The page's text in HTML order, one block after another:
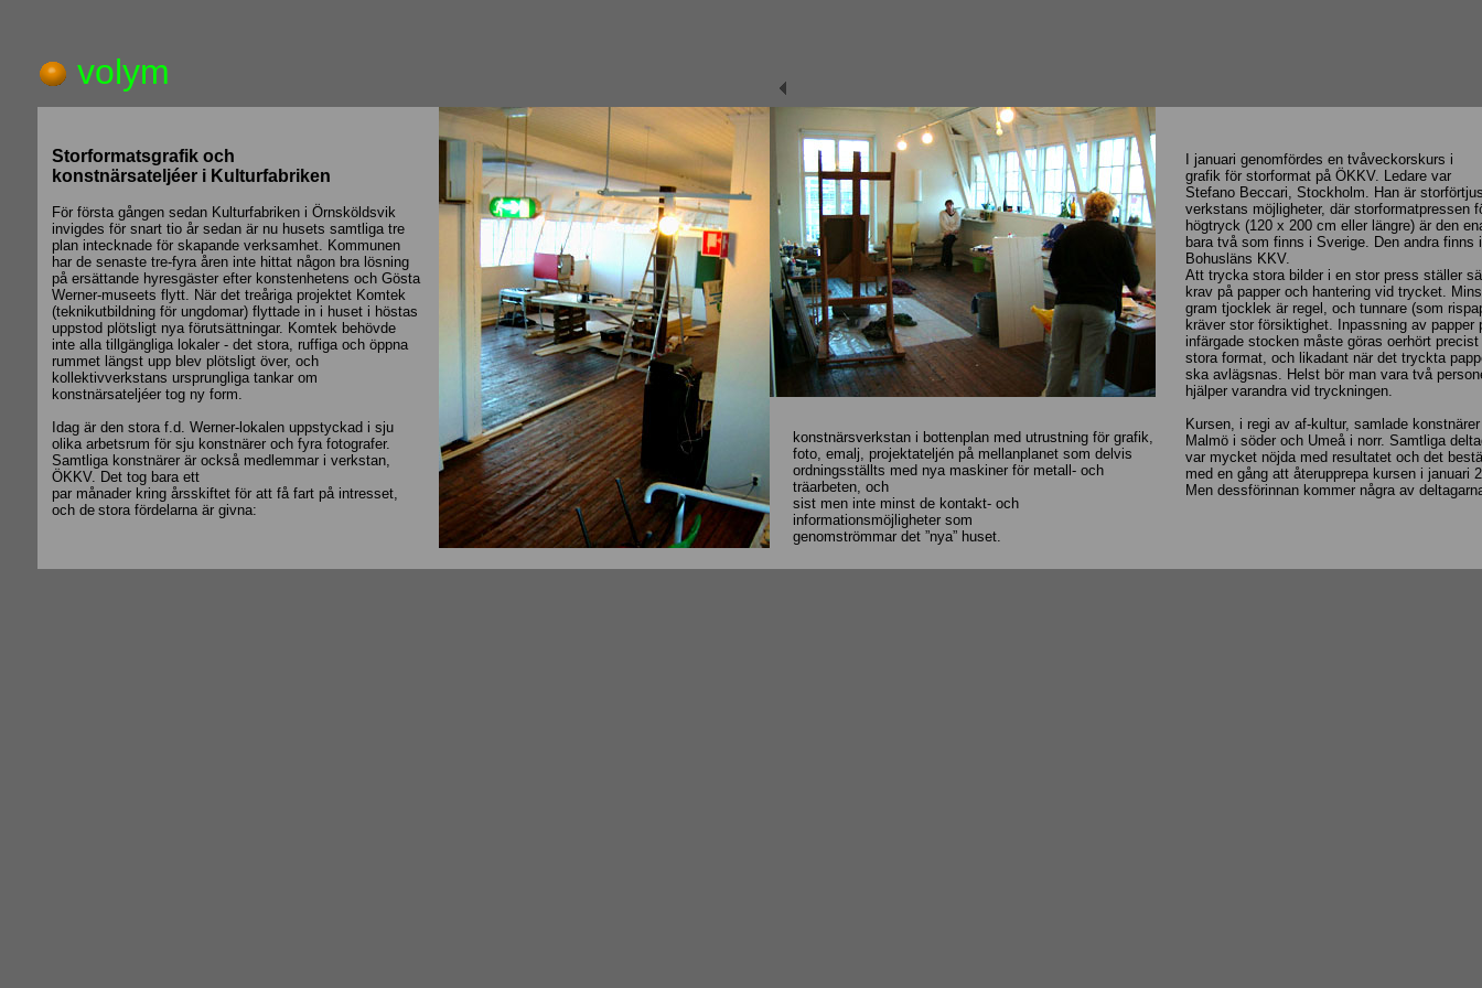
I januari genomfördes en tvåveckorskurs i
grafik för storformat på ÖKKV. Ledare var
Stefano Beccari, Stockholm. Han är
verkstans möjligheter, där storformatpressen
högtryck (120 x 200 cm eller längre) är den
bara två som finns i Sverige. Den andra finns i
Bohusläns KKV.
Att trycka stora bilder i en stor press ställer
krav på papper och hantering vid trycket.
gram tjocklek är regel, och tunnare (som
kräver stor försiktighet. Inpassning av papper
infärgade stocken måste göras oerhört
stora format, och likadant när det tryckta
ska avlägsnas. Helst bör man vara två
hjälper varandra vid tryckningen.
Kursen, i regi av af-kultur, samlade
Malmö i söder och Umeå i norr. Samtliga
var mycket nöjda med resultatet och det
med en gång att återupprepa kursen i januari
Men dessförinnan kommer några av
konstnärsverkstan i bottenplan med utrustning för grafik,
foto, emalj, projektateljén på mellanplanet som delvis
ordningsställts med nya maskiner för metall- och
träarbeten, och
sist men inte minst de kontakt- och
informationsmöjligheter som
genomströmmar det ”nya” huset.
volym
Storformatsgrafik och
konstnärsateljéer i Kulturfabriken
För första gången sedan Kulturfabriken i Örnsköldsvik
invigdes för snart tio år sedan är nu husets samtliga tre
plan intecknade för skapande verksamhet. Kommunen
har de senaste tre-fyra åren inte hittat någon bra lösning
på ersättande hyresgäster efter konstenhetens och Gösta
Werner-museets flytt. När det treåriga projektet Komtek
(teknikutbildning för ungdomar) flyttade in i huset i höstas
uppstod plötsligt nya förutsättningar. Komtek behövde
inte alla tillgängliga lokaler - det stora, ruffiga och öppna
rummet längst upp blev plötsligt över, och
kollektivverkstans ursprungliga tankar om
konstnärsateljéer tog ny form.
Idag är den stora f.d. Werner-lokalen uppstyckad i sju
olika arbetsrum för sju konstnärer och fyra fotografer.
Samtliga konstnärer är också medlemmar i verkstan,
ÖKKV. Det tog bara ett
par månader kring årsskiftet för att få fart på intresset,
och de stora fördelarna är givna: